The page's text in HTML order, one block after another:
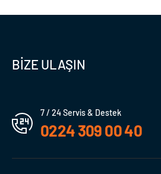
BİZE ULAŞIN
7 / 24 Servis & Destek
0224 309 00 40